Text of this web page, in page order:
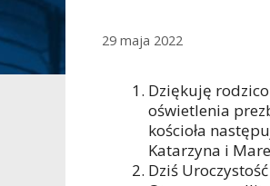
29 maja 2022
Dziękuję
oświetlenia
kościoła
Katarzyna i
Dziś